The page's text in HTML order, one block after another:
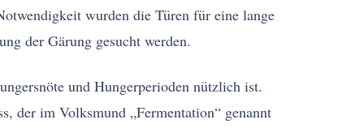
wurden die Türen für eine lange
der Gärung gesucht werden.
und Hungerperioden nützlich ist.
der im Volksmund „Fermentation“ genannt